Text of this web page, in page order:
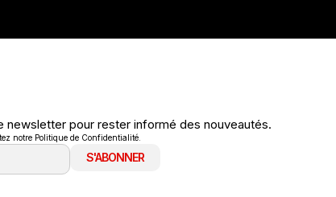
newsletter pour rester informé des nouveautés.
notre Politique de Confidentialité.